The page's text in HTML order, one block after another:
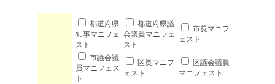
都道府県
知事マニフェ
スト
都道府県議
会議員マニフェ
スト
市長マニフ
ェスト
市議会議
員マニフェス
ト
区長マニフ
ェスト
区議会議員
マニフェスト